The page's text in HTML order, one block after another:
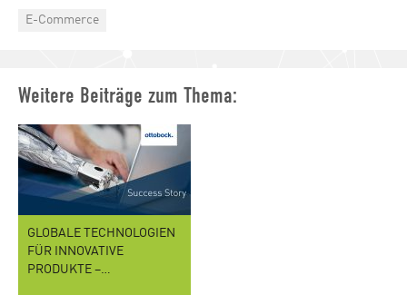
Categories
E-Commerce
Weitere Beiträge zum Thema:
GLOBALE TECHNOLOGIEN
FÜR INNOVATIVE
PRODUKTE –…